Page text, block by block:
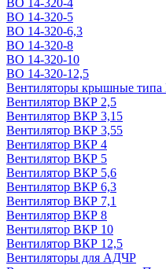
ВО 14-320-4
ВО 14-320-5
ВО 14-320-6,3
ВО 14-320-8
ВО 14-320-10
ВО 14-320-12,5
Вентиляторы крышные
Вентилятор ВКР 2,5
Вентилятор ВКР 3,15
Вентилятор ВКР 3,55
Вентилятор ВКР 4
Вентилятор ВКР 5
Вентилятор ВКР 5,6
Вентилятор ВКР 6,3
Вентилятор ВКР 7,1
Вентилятор ВКР 8
Вентилятор ВКР 10
Вентилятор ВКР 12,5
Вентиляторы для АДЧР